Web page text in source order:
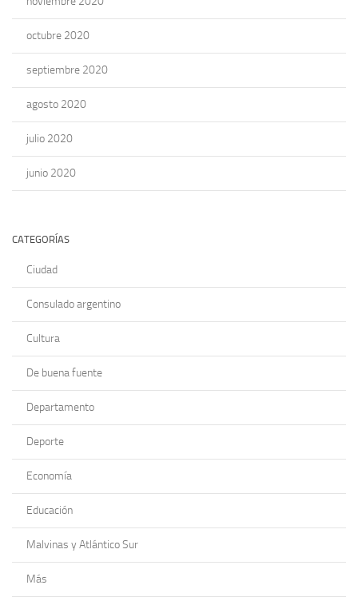
octubre 2020
septiembre 2020
agosto 2020
julio 2020
junio 2020
CATEGORÍAS
Ciudad
Consulado argentino
Cultura
De buena fuente
Departamento
Deporte
Economía
Educación
Malvinas y Atlántico Sur
Más